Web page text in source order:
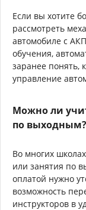
Если вы хотите
рассмотреть
автомобиле с
обучения,
заранее понять,
управление
Можно ли
по выходным?
Во многих
или занятия по
оплатой нужно
возможность
инструкторов в